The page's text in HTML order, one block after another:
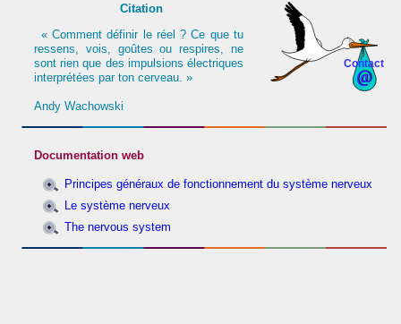
Contact
Citation
« Comment définir le réel ? Ce que tu
ressens, vois, goûtes ou respires, ne
sont rien que des impulsions électriques
interprétées par ton cerveau. »
Andy Wachowski
Documentation web
Principes généraux de fonctionnement du système nerveux
Le système nerveux
The nervous system